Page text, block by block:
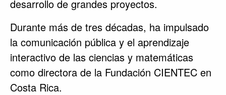
desarrollo de grandes proyectos.
Durante más de tres décadas, ha impulsado
la comunicación pública y el aprendizaje
interactivo de las ciencias y matemáticas
como directora de la Fundación CIENTEC en
Costa Rica.